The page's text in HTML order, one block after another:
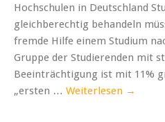
Hochschulen in Deutschland
gleichberechtig behandeln
fremde Hilfe einem Studium
Gruppe der Studierenden mit
Beeinträchtigung ist mit 11%
„ersten … Weiterlesen →